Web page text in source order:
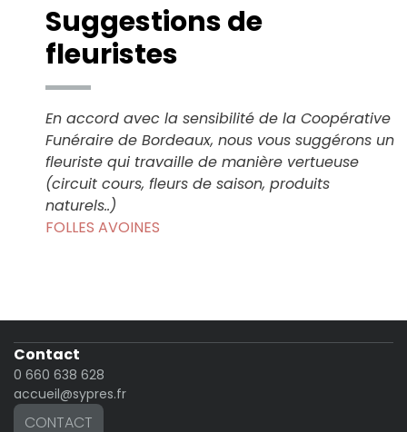
Suggestions de
fleuristes
En accord avec la sensibilité de la Coopérative
Funéraire de Bordeaux, nous vous suggérons un
fleuriste qui travaille de manière vertueuse
(circuit cours, fleurs de saison, produits
naturels..)
FOLLES AVOINES
Contact
0 660 638 628
accueil@sypres.fr
CONTACT